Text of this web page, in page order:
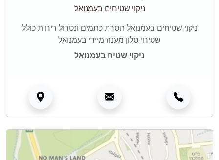
ניקוי שטיחים בעמנואל
ניקוי שטיחים בעמנואל הסרת כתמים ונטרול ריחות כולל
שטיחי סלון מענה מיידי בעמנואל
ניקוי שטיח בעמנואל